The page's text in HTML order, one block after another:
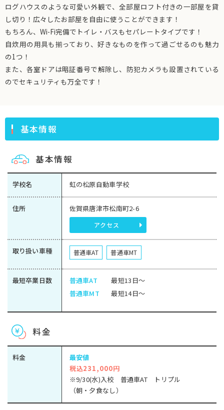
ログハウスのような可愛い外観で、全部屋ロフト付きの一部屋を貸
し切り！広々したお部屋を自由に使うことができます！
もちろん、Wi-Fi完備でトイレ・バスもセパレートタイプです！
自炊用の用具も揃っており、好きなものを作って過ごせるのも魅力
の1つ！
また、各室ドアは暗証番号で解除し、防犯カメラも設置されている
のでセキュリティも万全です！
基本情報
基本情報
学校名 虹の松原自動車学校
住所 佐賀県唐津市松南町2-6
アクセス
取り扱い車種 普通車AT 普通車MT
最短卒業日数 普通車AT
最短13日～
普通車MT
最短14日～
料金
料金
最安値
税込231,000円
※9/30(水)入校 普通車AT トリプル
（朝・夕食なし）